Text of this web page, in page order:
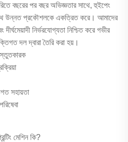
বছরের পর বছর অভিজ্ঞতার সাথে, হুইপেং
উন্নত প্রকৌশলকে একত্রিত করে। আমাদের
নির্ভরযোগ্যতা নিশ্চিত করে গভীর
দল দ্বারা তৈরি করা হয়।
সহায়তা
মেশিন কি?